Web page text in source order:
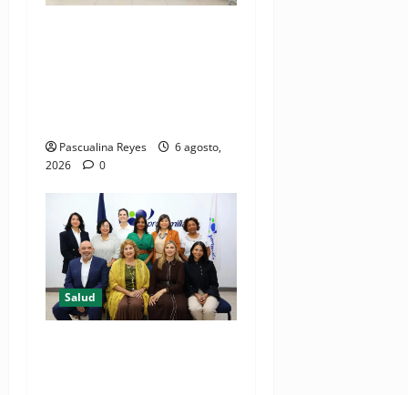
Pascualina Reyes
6 agosto,
2026
0
Salud